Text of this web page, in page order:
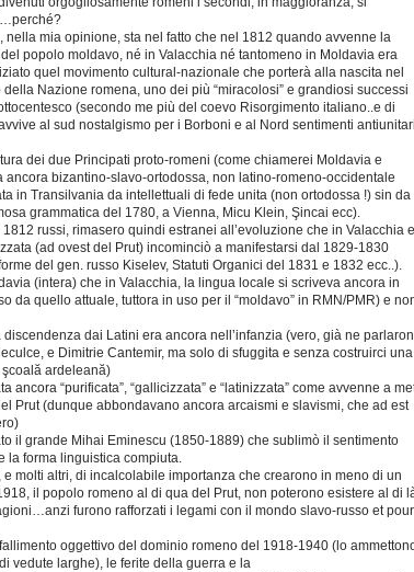
nella mia opinione, sta nel fatto che nel 1812 quando avvenne la
popolo moldavo, né in Valacchia né tantomeno in Moldavia era
quel movimento cultural-nazionale che porterà alla nascita nel
Nazione romena, uno dei più “miracolosi” e grandiosi successi
(secondo me più del coevo Risorgimento italiano..e di
al sud nostalgismo per i Borboni e al Nord sentimenti
dei due Principati proto-romeni (come chiamerei Moldavia e
ancora bizantino-slavo-ortodossa, non latino-romeno-occidentale
in Transilvania da intellettuali di fede unita (non ortodossa !) sin da
grammatica del 1780, a Vienna, Micu Klein, Şincai ecc).
1812 russi, rimasero quindi estranei all’evoluzione che in Valacchia e
(ad ovest del Prut) incominciò a manifestarsi dal 1829-1830
del gen. russo Kiselev, Statuti Organici del 1831 e 1832 ecc..).
(intera) che in Valacchia, la lingua locale si scriveva ancora in
da quello attuale, tuttora in uso per il “moldavo” in RMN/PMR) e
discendenza dai Latini era ancora nell’infanzia (vero, già ne
e Dimitrie Cantemir, ma solo di sfuggita e senza costruirci una
şcoală ardeleană)
ancora “purificata”, “gallicizzata” e “latinizzata” come avvenne a
Prut (dunque abbondavano ancora arcaismi e slavismi, che ad est
il grande Mihai Eminescu (1850-1889) che sublimò il sentimento
la forma linguistica compiuta.
e molti altri, di incalcolabile importanza che crearono in meno di un
il popolo romeno al di qua del Prut, non poterono esistere al di
furono rafforzati i legami con il mondo slavo-russo et pour
oggettivo del dominio romeno del 1918-1940 (lo
vedute larghe), le ferite della guerra e la